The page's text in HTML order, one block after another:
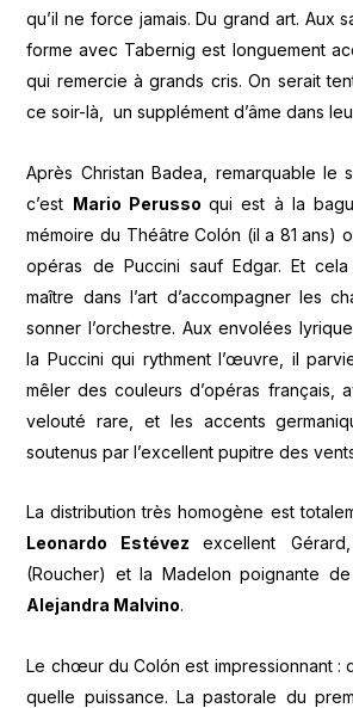
qu’il ne force jamais. Du grand art. Aux
forme avec Tabernig est longuement
qui remercie à grands cris. On serait
ce soir-là, un supplément d’âme dans
Après Christan Badea, remarquable le
c’est Mario Perussoqui est à la
mémoire du Théâtre Colón (il a 81 ans)
opéras de Puccini sauf Edgar. Et cela
maître dans l’art d’accompagner les
sonner l’orchestre. Aux envolées
la Puccini qui rythment l’œuvre, il
mêler des couleurs d’opéras français,
velouté rare, et les accents
soutenus par l’excellent pupitre des
La distribution très homogène est
Leonardo Estévezexcellent Gérard,
(Roucher) et la Madelon poignante
Alejandra Malvino.
Le chœur du Colón est impressionnant :
quelle puissance. La pastorale du